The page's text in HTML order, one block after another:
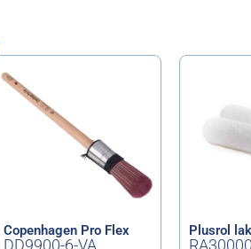
Copenhagen Pro Flex
DD9900-6-VA
Plusrol lak